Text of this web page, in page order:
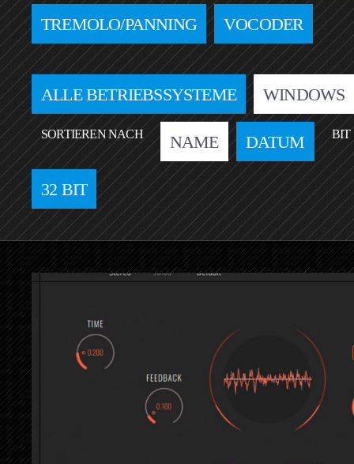
TREMOLO/PANNING VOCODER
ALLE BETRIEBSSYSTEME WINDOWS
SORTIEREN NACH NAME DATUM BIT
32 BIT